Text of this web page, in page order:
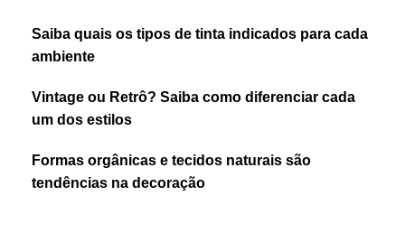
Saiba quais os tipos de tinta indicados para cada
ambiente
Vintage ou Retrô? Saiba como diferenciar cada
um dos estilos
Formas orgânicas e tecidos naturais são
tendências na decoração